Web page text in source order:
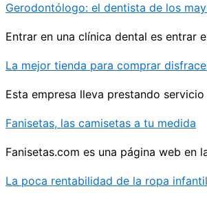
Gerodontólogo: el dentista de los
Entrar en una clínica dental es entrar
La mejor tienda para comprar
Esta empresa lleva prestando
Fanisetas, las camisetas a tu medida
Fanisetas.com es una página web en
La poca rentabilidad de la ropa infantil